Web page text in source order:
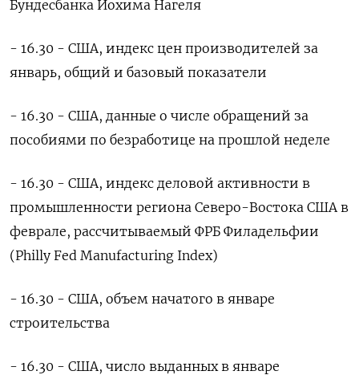
Бундесбанка Йохима Нагеля
- 16.30 - США, индекс цен производителей за
январь, общий и базовый показатели
- 16.30 - США, данные о числе обращений за
пособиями по безработице на прошлой неделе
- 16.30 - США, индекс деловой активности в
промышленности региона Северо-Востока США в
феврале, рассчитываемый ФРБ Филадельфии
(Philly Fed Manufacturing Index)
- 16.30 - США, объем начатого в январе
строительства
- 16.30 - США, число выданных в январе